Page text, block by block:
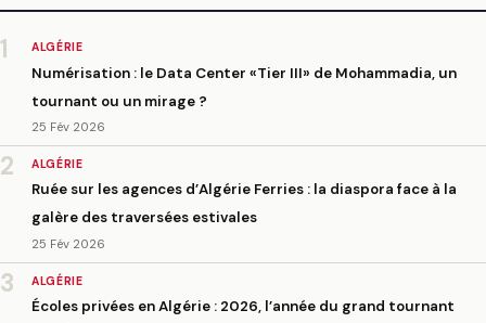
1 ALGÉRIE
Numérisation : le Data Center «Tier III» de Mohammadia, un
tournant ou un mirage ?
25 Fév 2026
2 ALGÉRIE
Ruée sur les agences d’Algérie Ferries : la diaspora face à la
galère des traversées estivales
25 Fév 2026
3 ALGÉRIE
Écoles privées en Algérie : 2026, l’année du grand tournant